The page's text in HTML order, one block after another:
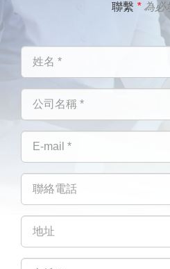
聯繫 *為必